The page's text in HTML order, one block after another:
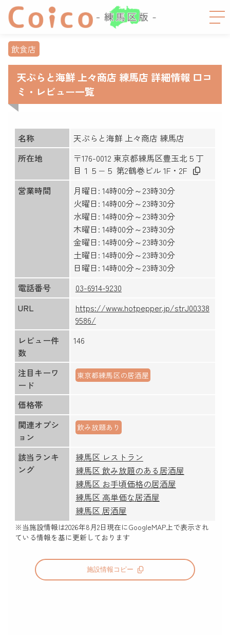
飲食店
天ぷらと海鮮 上々商店 練馬店 詳細情報 口コ
ミ・レビュー一覧
名称
天ぷらと海鮮 上々商店 練馬店
所在地
〒176-0012 東京都練馬区豊玉北５丁
目１５−５ 第2鶴巻ビル 1F・2F
営業時間
月曜日: 14時00分～23時30分
火曜日: 14時00分～23時30分
水曜日: 14時00分～23時30分
木曜日: 14時00分～23時30分
金曜日: 14時00分～23時30分
土曜日: 14時00分～23時30分
日曜日: 14時00分～23時30分
電話番号
03-6914-9230
URL
https://www.hotpepper.jp/strJ00338
9586/
レビュー件
数
146
注目キーワ
ード
東京都練馬区の居酒屋
価格帯
関連オプシ
ョン
飲み放題あり
該当ランキ
ング
練馬区 レストラン
練馬区 飲み放題のある居酒屋
練馬区 お手頃価格の居酒屋
練馬区 高単価な居酒屋
練馬区 居酒屋
※当施設情報は2026年8月2日現在にGoogleMAP上で表示され
ている情報を基に更新しております
施設情報コピー